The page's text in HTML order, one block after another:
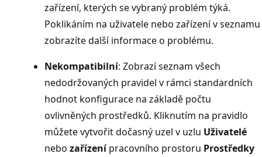
zařízení, kterých se vybraný problém týká.
Poklikáním na uživatele nebo zařízení v seznamu
zobrazíte další informace o problému.
Nekompatibilní: Zobrazí seznam všech
nedodržovaných pravidel v rámci standardních
hodnot konfigurace na základě počtu
ovlivněných prostředků. Kliknutím na pravidlo
můžete vytvořit dočasný uzel v uzlu Uživatelé
nebo zařízenípracovního prostoru Prostředky